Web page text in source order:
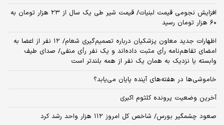
افزایش نجومی قیمت لبنیات/ قیمت شیر طی یک سال از ۲۳ هزار تومان به
۶۰ هزار تومان رسید
اظهارات جدید معاون پزشکیان درباره تصمیم‌گیری شعام/ ۱۲ نفر از اعضا به
امضای تفاهم‌نامه رأی مثبت داده‌اند و یک نفر رأی منفی/ صدای طیف
وابسته یا نزدیک به همان یک نفر از همه بلندتر است
خاموشی‌ها در هفته‌های آینده پایان می‌یابد؟
آخرین وضعیت پرونده کلثوم اکبری
صعود چشمگیر بورس/ شاخص کل امروز ۱۱۲ هزار واحد رشد کرد